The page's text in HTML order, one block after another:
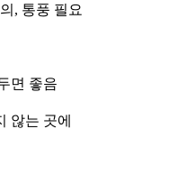
, 통풍 필요
면 좋음
않는 곳에